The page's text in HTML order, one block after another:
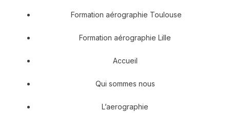
Formation aérographie Toulouse
Formation aérographie Lille
Accueil
Qui sommes nous
L’aerographie